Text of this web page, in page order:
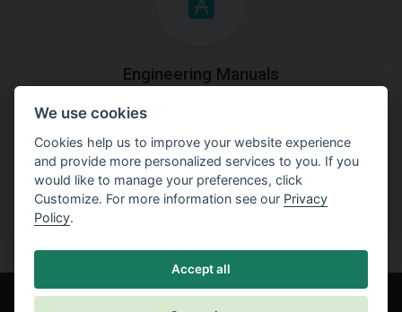
Engineering Manuals
Step by steps guides on how
to solve a specific tasks.
We use cookies
Cookies help us to improve your website experience
and provide more personalized services to you. If you
would like to manage your preferences, click
Customize. For more information see our Privacy
Policy.
Accept all